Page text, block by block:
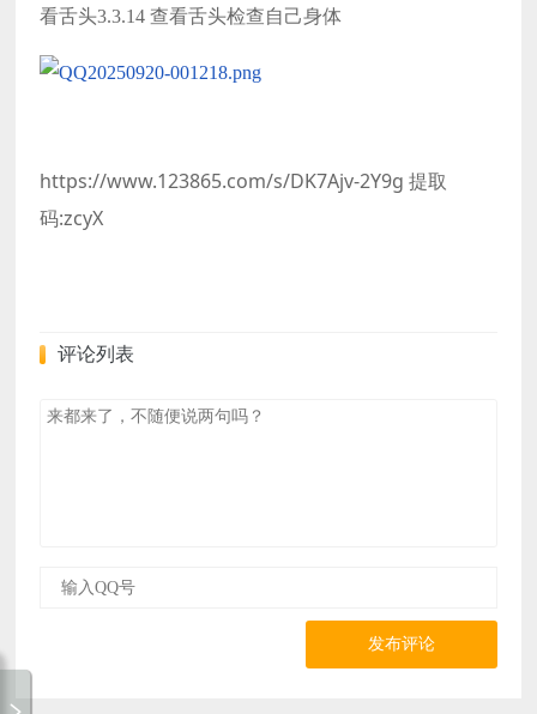
看舌头3.3.14 查看舌头检查自己身体
https://www.123865.com/s/DK7Ajv-2Y9g 提取
码:zcyX
评论列表
发布评论